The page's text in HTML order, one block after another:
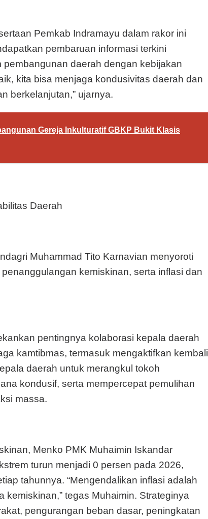
Pemkab Indramayu dalam rakor ini
pembaruan informasi terkini
daerah dengan kebijakan
kita bisa menjaga kondusivitas daerah dan
berkelanjutan,” ujarnya.
Gereja Inkulturatif GBKP Bukit Klasis
Daerah
Muhammad Tito Karnavian menyoroti
kemiskinan, serta inflasi dan
pentingnya kolaborasi kepala daerah
kamtibmas, termasuk mengaktifkan kembali
daerah untuk merangkul tokoh
kondusif, serta mempercepat pemulihan
massa.
Menko PMK Muhaimin Iskandar
turun menjadi 0 persen pada 2026,
tahunnya. “Mengendalikan inflasi adalah
tegas Muhaimin. Strateginya
pengurangan beban dasar, peningkatan